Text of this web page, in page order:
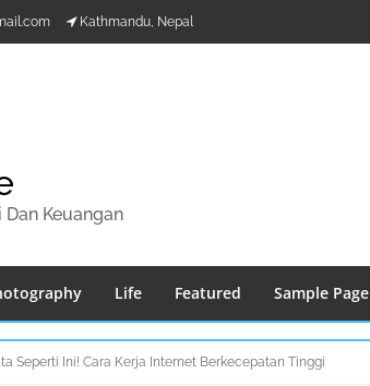
Kathmandu, Nepal
Keuangan
Life Featured Sample Page
Seperti Ini! Cara Kerja Internet Berkecepatan Tinggi